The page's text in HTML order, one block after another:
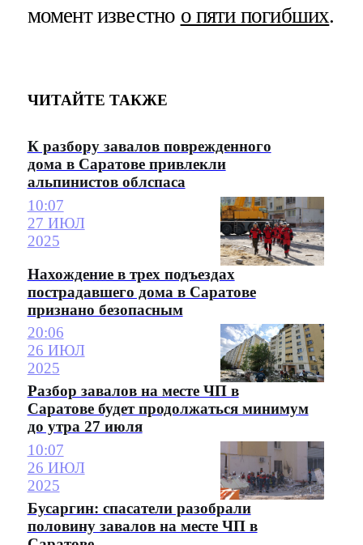
момент известно о пяти погибших.
ЧИТАЙТЕ ТАКЖЕ
К разбору завалов поврежденного
дома в Саратове привлекли
альпинистов облспаса
10:07
27 ИЮЛ
2025
Нахождение в трех подъездах
пострадавшего дома в Саратове
признано безопасным
20:06
26 ИЮЛ
2025
Разбор завалов на месте ЧП в
Саратове будет продолжаться минимум
до утра 27 июля
10:07
26 ИЮЛ
2025
Бусаргин: спасатели разобрали
половину завалов на месте ЧП в